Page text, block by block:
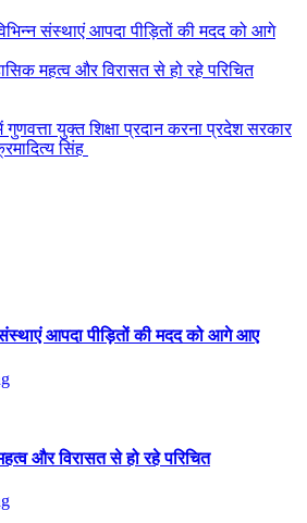
संस्थाएं आपदा पीड़ितों की मदद को आगे
महत्व और विरासत से हो रहे परिचित
युक्त शिक्षा प्रदान करना प्रदेश सरकार
सिंह
संस्थाएं आपदा पीड़ितों की मदद को आगे आए
और विरासत से हो रहे परिचित